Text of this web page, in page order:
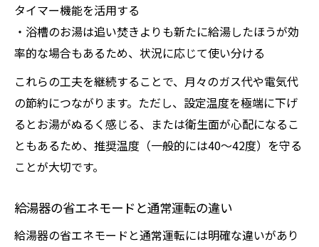
タイマー機能を活用する
・浴槽のお湯は追い焚きよりも新たに給湯したほうが効
率的な場合もあるため、状況に応じて使い分ける
これらの工夫を継続することで、月々のガス代や電気代
の節約につながります。ただし、設定温度を極端に下げ
るとお湯がぬるく感じる、または衛生面が心配になるこ
ともあるため、推奨温度（一般的には40～42度）を守る
ことが大切です。
給湯器の省エネモードと通常運転の違い
給湯器の省エネモードと通常運転には明確な違いがあり